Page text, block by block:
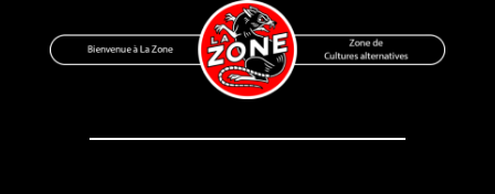
to
Bienvenue à La Zone
Zone de Cultures Alternatives